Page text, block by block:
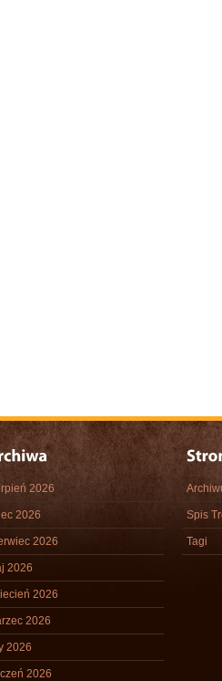
2026
2026
2026
2026
2026
2026
2026
2026
Spis
Tagi